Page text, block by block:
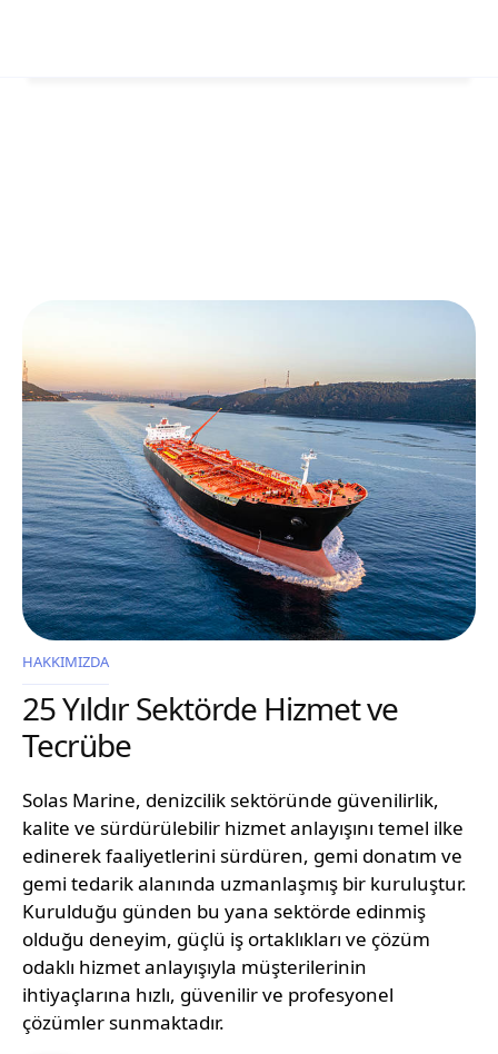
HAKKIMIZDA
25 Yıldır Sektörde Hizmet ve
Tecrübe
Solas Marine, denizcilik sektöründe güvenilirlik,
kalite ve sürdürülebilir hizmet anlayışını temel ilke
edinerek faaliyetlerini sürdüren, gemi donatım ve
gemi tedarik alanında uzmanlaşmış bir kuruluştur.
Kurulduğu günden bu yana sektörde edinmiş
olduğu deneyim, güçlü iş ortaklıkları ve çözüm
odaklı hizmet anlayışıyla müşterilerinin
ihtiyaçlarına hızlı, güvenilir ve profesyonel
çözümler sunmaktadır.